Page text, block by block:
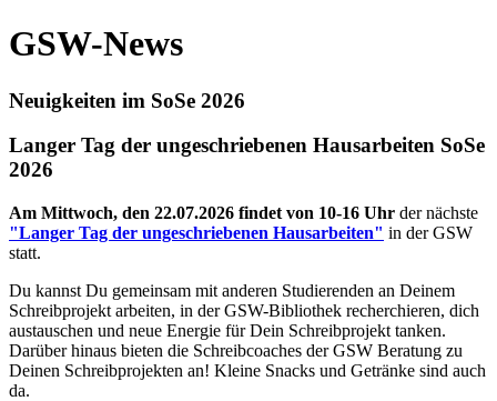
GSW-News
Neuigkeiten im SoSe 2026
Langer Tag der ungeschriebenen Hausarbeiten SoSe
2026
Am Mittwoch, den 22.07.2026 findet von 10-16 Uhr der nächste
"Langer Tag der ungeschriebenen Hausarbeiten" in der GSW
statt.
Du kannst Du gemeinsam mit anderen Studierenden an Deinem
Schreibprojekt arbeiten, in der GSW-Bibliothek recherchieren, dich
austauschen und neue Energie für Dein Schreibprojekt tanken.
Darüber hinaus bieten die Schreibcoaches der GSW Beratung zu
Deinen Schreibprojekten an! Kleine Snacks und Getränke sind auch
da.